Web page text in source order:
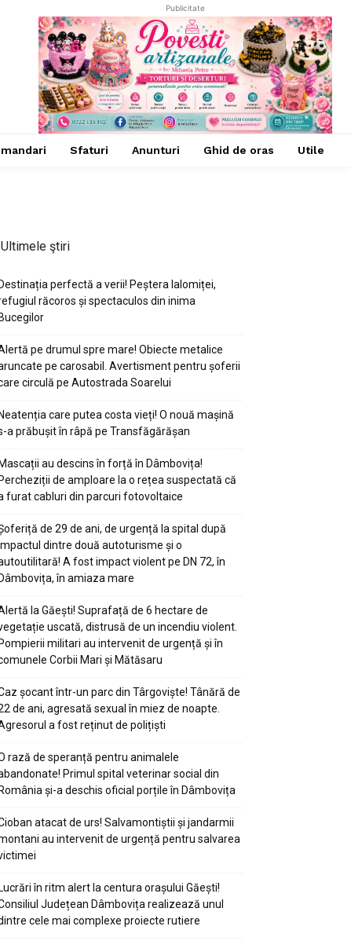
Publicitate
Sfaturi Anunturi Ghid de oras Utile
Ultimele ştiri
Destinația perfectă a verii! Peștera Ialomiței,
răcoros și spectaculos din inima
Bucegilor
pe drumul spre mare! Obiecte metalice
pe carosabil. Avertisment pentru șoferii
circulă pe Autostrada Soarelui
Neatenția care putea costa vieți! O nouă mașină
a prăbușit în râpă pe Transfăgărășan
Mascații au descins în forță în Dâmbovița!
Percheziții de amploare la o rețea suspectată că
furat cabluri din parcuri fotovoltaice
de 29 de ani, de urgență la spital după
dintre două autoturisme și o
A fost impact violent pe DN 72, în
Dâmbovița, în amiaza mare
la Găești! Suprafață de 6 hectare de
uscată, distrusă de un incendiu violent.
Pompierii militari au intervenit de urgență și în
Corbii Mari și Mătăsaru
șocant într-un parc din Târgoviște! Tânără de
de ani, agresată sexual în miez de noapte.
a fost reținut de polițiști
rază de speranță pentru animalele
Primul spital veterinar social din
România și-a deschis oficial porțile în Dâmbovița
atacat de urs! Salvamontiștii și jandarmii
au intervenit de urgență pentru salvarea
Lucrări în ritm alert la centura orașului Găești!
Județean Dâmbovița realizează unul
cele mai complexe proiecte rutiere